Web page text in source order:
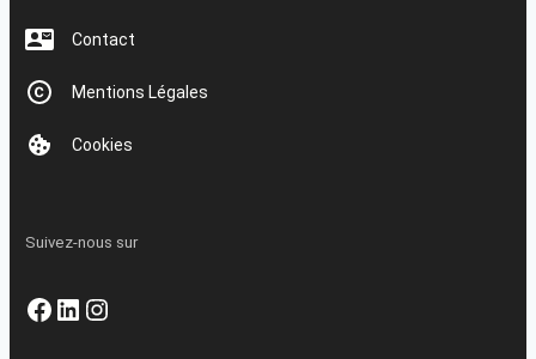
Contact
Mentions Légales
Cookies
Suivez-nous sur
Facebook
LinkedIn
Instagram